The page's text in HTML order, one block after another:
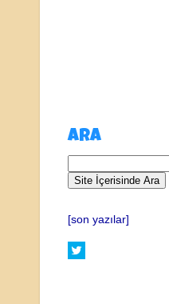
ARA
[son yazılar]